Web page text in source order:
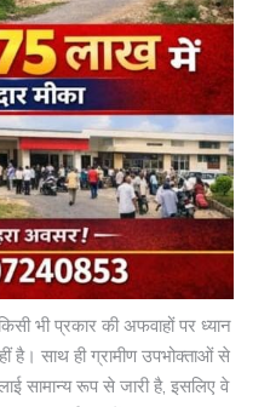
भी प्रकार की अफवाहों पर ध्यान
है। साथ ही ग्रामीण उपभोक्ताओं से
सामान्य रूप से जारी है, इसलिए वे